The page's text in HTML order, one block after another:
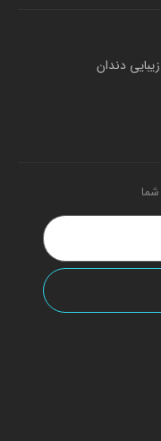
دندان